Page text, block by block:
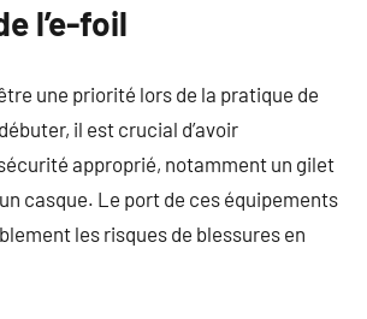
l’e-foil
une priorité lors de la pratique de
il est crucial d’avoir
approprié, notamment un gilet
casque. Le port de ces équipements
les risques de blessures en